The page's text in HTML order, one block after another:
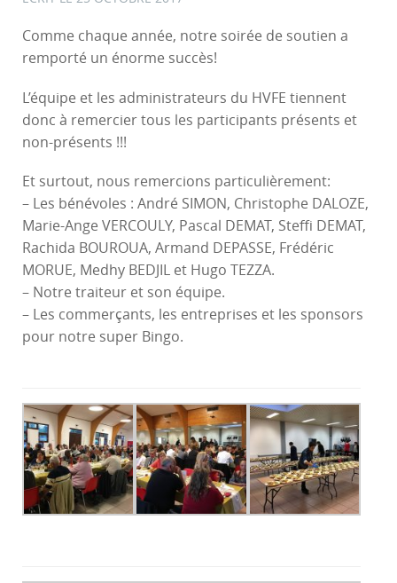
Comme chaque année, notre soirée de soutien a
remporté un énorme succès!
L’équipe et les administrateurs du HVFE tiennent
donc à remercier tous les participants présents et
non-présents !!!
Et surtout, nous remercions particulièrement:
– Les bénévoles : André SIMON, Christophe DALOZE,
Marie-Ange VERCOULY, Pascal DEMAT, Steffi DEMAT,
Rachida BOUROUA, Armand DEPASSE, Frédéric
MORUE, Medhy BEDJIL et Hugo TEZZA.
– Notre traiteur et son équipe.
– Les commerçants, les entreprises et les sponsors
pour notre super Bingo.